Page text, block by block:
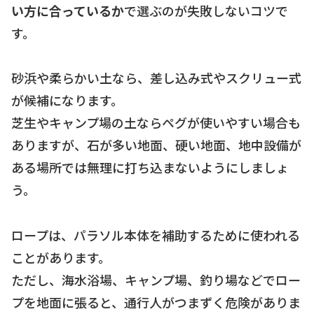
い方に合っているかで選ぶのが失敗しないコツで
す。
砂浜や柔らかい土なら、差し込み式やスクリュー式
が候補になります。
芝生やキャンプ場の土ならペグが使いやすい場合も
ありますが、石が多い地面、硬い地面、地中設備が
ある場所では無理に打ち込まないようにしましょ
う。
ロープは、パラソル本体を補助するために使われる
ことがあります。
ただし、海水浴場、キャンプ場、釣り場などでロー
プを地面に張ると、通行人がつまずく危険がありま